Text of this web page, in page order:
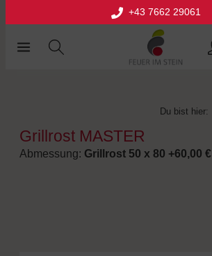
+43 7662 29061
Du bist hier:
Grillrost MASTER
Abmessung: Grillrost 50 x 80 +60,00 €